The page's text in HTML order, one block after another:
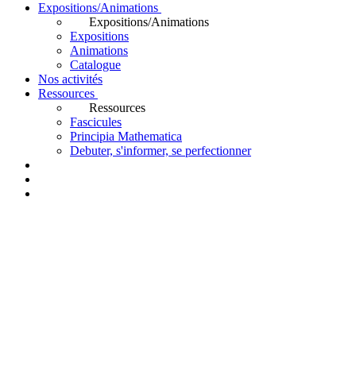
Expositions/Animations
Expositions/Animations
Expositions
Animations
Catalogue
Nos activités
Ressources
Ressources
Fascicules
Principia Mathematica
Debuter, s'informer, se perfectionner